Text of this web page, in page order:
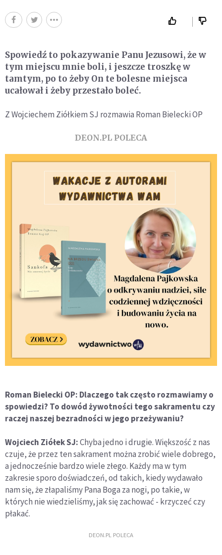
Spowiedź to pokazywanie Panu Jezusowi, że w
tym miejscu mnie boli, i jeszcze troszkę w
tamtym, po to żeby On te bolesne miejsca
ucałował i żeby przestało boleć.
Z Wojciechem Ziółkiem SJ rozmawia Roman Bielecki OP
DEON.PL POLECA
Roman Bielecki OP: Dlaczego tak często rozmawiamy o
spowiedzi? To dowód żywotności tego sakramentu czy
raczej naszej bezradności w jego przeżywaniu?
Wojciech Ziółek SJ:Chyba jedno i drugie. Większość z nas
czuje, że przez ten sakrament można zrobić wiele dobrego,
a jednocześnie bardzo wiele złego. Każdy ma w tym
zakresie sporo doświadczeń, od takich, kiedy wydawało
nam się, że złapaliśmy Pana Boga za nogi, po takie, w
których nie wiedzieliśmy, jak się zachować - krzyczeć czy
płakać.
DEON.PL POLECA